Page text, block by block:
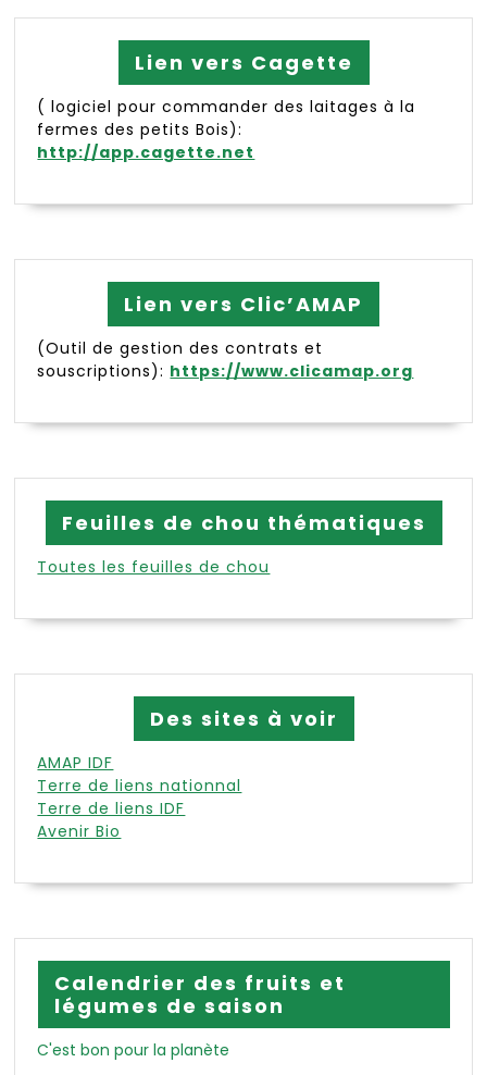
Lien vers Cagette
( logiciel pour commander des laitages à la
fermes des petits Bois):
http://app.cagette.net
Lien vers Clic’AMAP
(Outil de gestion des contrats et
souscriptions): https://www.clicamap.org
Feuilles de chou thématiques
Toutes les feuilles de chou
Des sites à voir
AMAP IDF
Terre de liens nationnal
Terre de liens IDF
Avenir Bio
Calendrier des fruits et
légumes de saison
C'est bon pour la planète